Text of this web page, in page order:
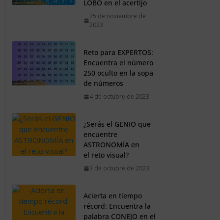
LOBO en el acertijo
25 de noviembre de
2023
Reto para EXPERTOS:
Encuentra el número
250 oculto en la sopa
de números
4 de octubre de 2023
¿Serás el GENIO que
encuentre
ASTRONOMÍA en
el reto visual?
3 de octubre de 2023
Acierta en tiempo
récord: Encuentra la
palabra CONEJO en el